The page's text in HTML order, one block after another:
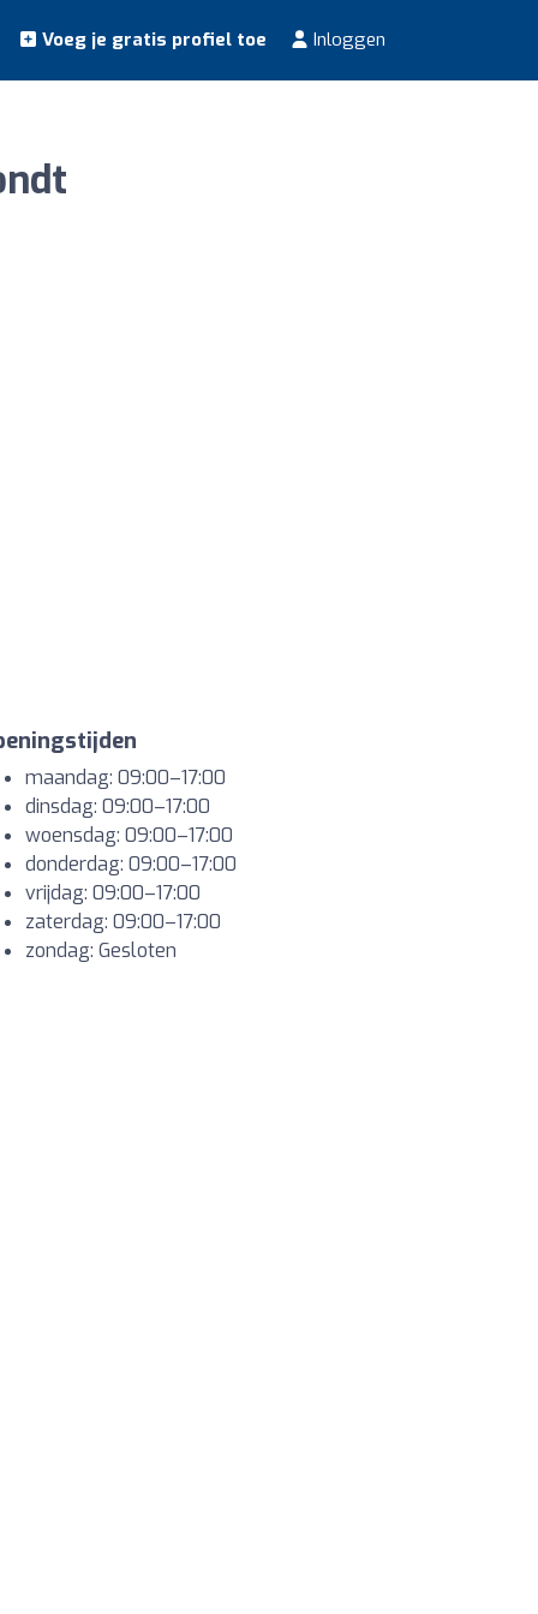
Voeg je gratis profiel toe Inloggen
maandag: 09:00–17:00
dinsdag: 09:00–17:00
woensdag: 09:00–17:00
donderdag: 09:00–17:00
vrijdag: 09:00–17:00
zaterdag: 09:00–17:00
zondag: Gesloten